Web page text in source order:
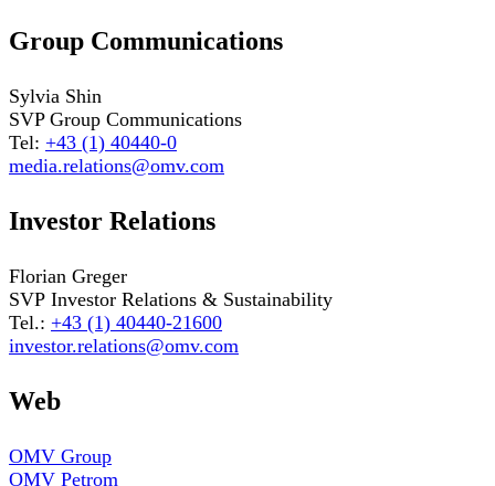
Group Communications
Sylvia Shin
SVP Group Communications
Tel: +43 (1) 40440-0
media.relations@omv.com
Investor Relations
Florian Greger
SVP Investor Relations & Sustainability
Tel.: +43 (1) 40440-21600
investor.relations@omv.com
Web
OMV Group
OMV Petrom